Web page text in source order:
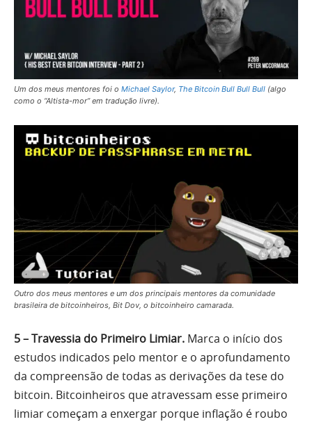
Um dos meus mentores foi o Michael Saylor, The Bitcoin Bull Bull Bull (algo
como o “Altista-mor” em tradução livre).
Outro dos meus mentores e um dos principais mentores da comunidade
brasileira de bitcoinheiros, Bit Dov, o bitcoinheiro camarada.
5 – Travessia do Primeiro Limiar. Marca o início dos
estudos indicados pelo mentor e o aprofundamento
da compreensão de todas as derivações da tese do
bitcoin. Bitcoinheiros que atravessam esse primeiro
limiar começam a enxergar porque inflação é roubo